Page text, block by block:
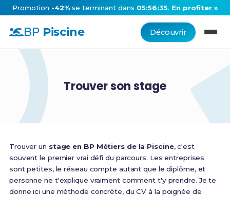
Promotion -42%se terminant dans 05:56:34. En profiter »
BP Piscine Découvrir
Trouver son stage
Trouver un stage en BP Métiers de la Piscine, c'est
souvent le premier vrai défi du parcours. Les entreprises
sont petites, le réseau compte autant que le diplôme, et
personne ne t'explique vraiment comment t'y prendre. Je te
donne ici une méthode concrète, du CV à la poignée de